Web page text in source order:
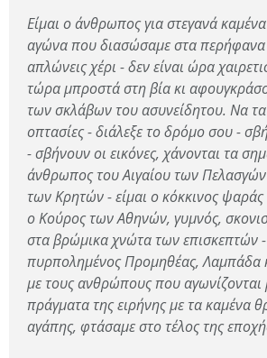
Είμαι ο άνθρωπος για στεγανά
αγώνα που διασώσαμε στα περήφανα
απλώνεις χέρι - δεν είναι ώρα
τώρα μπροστά στη βία κι
των σκλάβων του ασυνείδητου. Να
οπτασίες - διάλεξε το δρόμο σου -
- σβήνουν οι εικόνες, χάνονται τα
άνθρωπος του Αιγαίου των
των Κρητών - είμαι ο κόκκινος ψαράς
ο Κούρος των Αθηνών, γυμνός,
στα βρώμικα χνώτα των επισκεπτών -
πυρπολημένος Προμηθέας, Λαμπάδα
με τους ανθρώπους που αγωνίζονται
πράγματα της ειρήνης με τα καμένα
αγάπης, φτάσαμε στο τέλος της